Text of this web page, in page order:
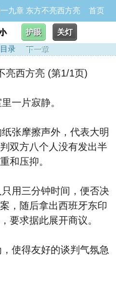
九章 东方不亮西方亮 首页
护眼
关灯
目录 下一章
西方亮 (第1/1页)
一片寂静。
张摩擦声外，代表大明
双方八个人没有发出半
和压抑。
用三分钟时间，便否决
，随后拿出西班牙东印
要求据此展开商议。
使得友好的谈判气氛急